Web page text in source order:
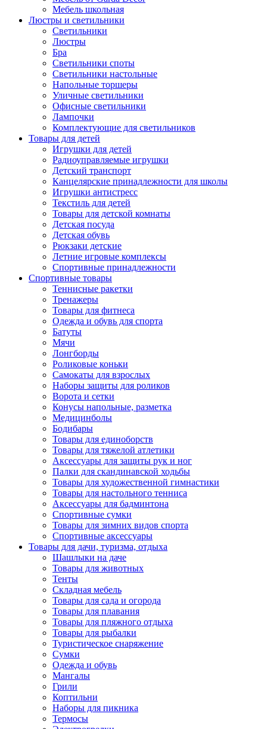
Мебель школьная
Люстры и светильники
Светильники
Люстры
Бра
Светильники споты
Светильники настольные
Напольные торшеры
Уличные светильники
Офисные светильники
Лампочки
Комплектующие для светильников
Товары для детей
Игрушки для детей
Радиоуправляемые игрушки
Детский транспорт
Канцелярские принадлежности для школы
Игрушки антистресс
Текстиль для детей
Товары для детской комнаты
Детская посуда
Детская обувь
Рюкзаки детские
Летние игровые комплексы
Спортивные принадлежности
Спортивные товары
Теннисные ракетки
Тренажеры
Товары для фитнеса
Одежда и обувь для спорта
Батуты
Мячи
Лонгборды
Роликовые коньки
Самокаты для взрослых
Наборы защиты для роликов
Ворота и сетки
Конусы напольные, разметка
Медицинболы
Бодибары
Товары для единоборств
Товары для тяжелой атлетики
Аксессуары для защиты рук и ног
Палки для скандинавской ходьбы
Товары для художественной гимнастики
Товары для настольного тенниса
Аксессуары для бадминтона
Спортивные сумки
Товары для зимних видов спорта
Спортивные аксессуары
Товары для дачи, туризма, отдыха
Шашлыки на даче
Товары для животных
Тенты
Складная мебель
Товары для сада и огорода
Товары для плавания
Товары для пляжного отдыха
Товары для рыбалки
Туристическое снаряжение
Сумки
Одежда и обувь
Мангалы
Грили
Коптильни
Наборы для пикника
Термосы